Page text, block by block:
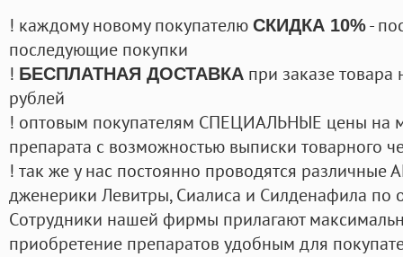
! каждому новому покупателю СКИДКА 10%-
последующие покупки
! БЕСПЛАТНАЯ ДОСТАВКА при заказе
рублей
! оптовым покупателям СПЕЦИАЛЬНЫЕ цены на
препарата с возможностью выписки товарного
! так же у нас постоянно проводятся
дженерики Левитры, Сиалиса и Силденафила по
Cотрудники нашей фирмы прилагают
приобретение препаратов удобным для